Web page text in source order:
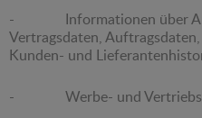
- Informationen über Art
Vertragsdaten,
Kunden- und
- Werbe- und